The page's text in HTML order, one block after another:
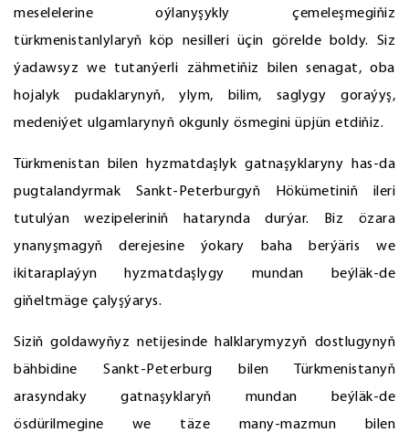
meselelerine oýlanyşykly çemeleşmegiňiz
türkmenistanlylaryň köp nesilleri üçin görelde boldy. Siz
ýadawsyz we tutanýerli zähmetiňiz bilen senagat, oba
hojalyk pudaklarynyň, ylym, bilim, saglygy goraýyş,
medeniýet ulgamlarynyň okgunly ösmegini üpjün etdiňiz.
Türkmenistan bilen hyzmatdaşlyk gatnaşyklaryny has-da
pugtalandyrmak Sankt-Peterburgyň Hökümetiniň ileri
tutulýan wezipeleriniň hatarynda durýar. Biz özara
ynanyşmagyň derejesine ýokary baha berýäris we
ikitaraplaýyn hyzmatdaşlygy mundan beýläk-de
giňeltmäge çalyşýarys.
Siziň goldawyňyz netijesinde halklarymyzyň dostlugynyň
bähbidine Sankt-Peterburg bilen Türkmenistanyň
arasyndaky gatnaşyklaryň mundan beýläk-de
ösdürilmegine we täze many-mazmun bilen